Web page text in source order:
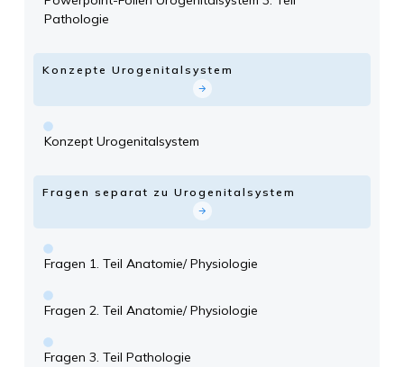
Pathologie
Konzepte Urogenitalsystem
Konzept Urogenitalsystem
Fragen separat zu Urogenitalsystem
Fragen 1. Teil Anatomie/ Physiologie
Fragen 2. Teil Anatomie/ Physiologie
Fragen 3. Teil Pathologie